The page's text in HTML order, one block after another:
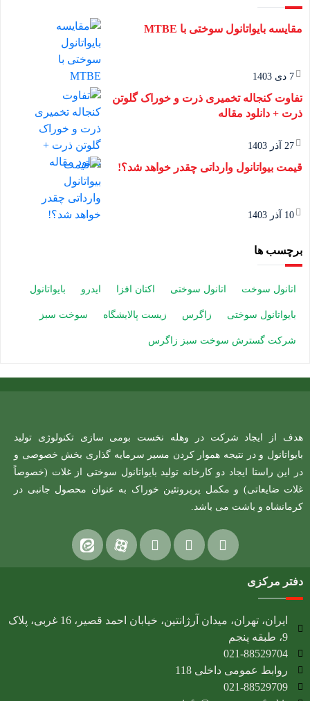
مقایسه بایواتانول سوختی با MTBE
7 دی 1403
تفاوت کنجاله تخمیری ذرت و خوراک گلوتن
ذرت + دانلود مقاله
27 آذر 1403
قیمت بیواتانول وارداتی چقدر خواهد شد؟!
10 آذر 1403
برچسب ها
اتانول سوخت اتانول سوختی اکتان افزا ایدرو بایواتانول
بایواتانول سوختی زاگرس زیست پالایشگاه سوخت سبز
شرکت گسترش سوخت سبز زاگرس
هدف از ایجاد شرکت در وهله نخست بومی سازی تکنولوژی تولید
بایواتانول و در نتیجه هموار کردن مسیر سرمایه گذاری بخش خصوصی و
در این راستا ایجاد دو کارخانه تولید بایواتانول سوختی از غلات (خصوصاً
غلات ضایعاتی) و مکمل پرپروتئین خوراک به عنوان محصول جانبی در
کرمانشاه و باشت می باشد.
دفتر مرکزی
ایران، تهران، میدان آرژانتین، خیابان احمد قصیر، 16 غربی، پلاک
9، طبقه پنجم
021-88529704
روابط عمومی داخلی 118
021-88529709